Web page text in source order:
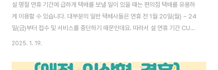
설 명절 연휴 기간에 급하게 택배를 보낼 일이 있을 때는 편의점 택배를 유용하
게 이용할 수 있습니다. 대부분의 일반 택배사들은 연휴 전 1월 20일(월) ~ 24
일(금)부터 접수 및 서비스를 중단하기 때문인데요. 따라서 설 연휴 기간 CU편
의점 택배의 수거 일정 및 배송 기간에 대해서 정확하게 설명드리니 도움이 되
CU편의점 택배 일정은 아래와 같습니다. 용어가 조금 헛갈리수도 있어서 쉽
2025. 1. 19.